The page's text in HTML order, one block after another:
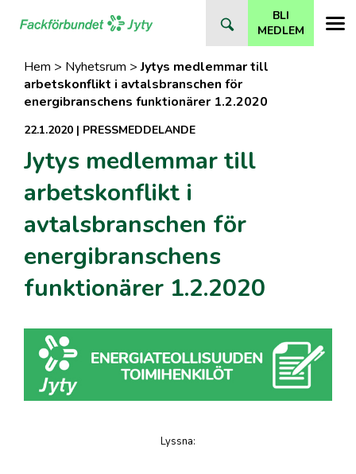
BLI
MEDLEM
Hem > Nyhetsrum >Jytys medlemmar till
arbetskonflikt i avtalsbranschen för
energibranschens funktionärer 1.2.2020
22.1.2020 | PRESSMEDDELANDE
Jytys medlemmar till
arbetskonflikt i
avtalsbranschen för
energibranschens
funktionärer 1.2.2020
Lyssna: